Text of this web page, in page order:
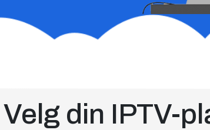
Velg din IPTV-